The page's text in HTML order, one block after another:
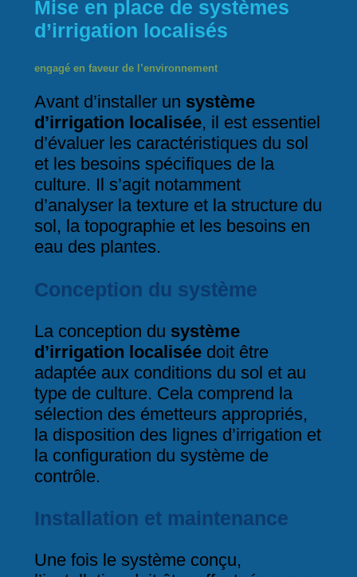
Mise en place de systèmes
d’irrigation localisés
engagé en faveur de l’environnement
Avant d’installer un système
d’irrigation localisée, il est essentiel
d’évaluer les caractéristiques du sol
et les besoins spécifiques de la
culture. Il s’agit notamment
d’analyser la texture et la structure du
sol, la topographie et les besoins en
eau des plantes.
Conception du système
La conception du système
d’irrigation localiséedoit être
adaptée aux conditions du sol et au
type de culture. Cela comprend la
sélection des émetteurs appropriés,
la disposition des lignes d’irrigation et
la configuration du système de
contrôle.
Installation et maintenance
Une fois le système conçu,